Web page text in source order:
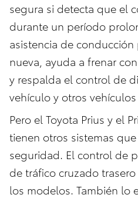
segura si detecta que el
durante un período
asistencia de
nueva, ayuda a frenar
y respalda el control de
vehículo y otros
Pero el Toyota Prius y el
tienen otros sistemas
seguridad. El control de
de tráfico cruzado
los modelos. También lo